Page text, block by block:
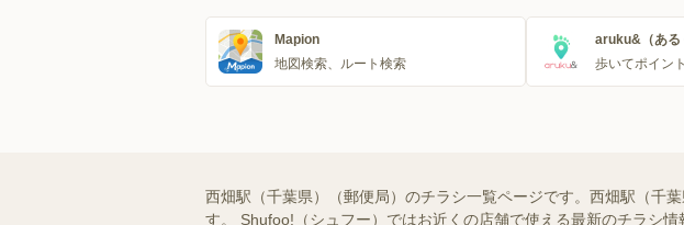
Mapion
地図検索、ルート検索
aruku&（ある
歩いてポイン
西畑駅（千葉県）（郵便局）のチラシ一覧ページです。西畑駅（千
す。 Shufoo!（シュフー）ではお近くの店舗で使える最新のチラシ